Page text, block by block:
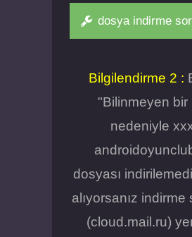
dosya indirme
Bilgilendirme 2 :
"Bilinmeyen bir
nedeniyle
dosyası
alıyorsanız indirme
(cloud.mail.ru)